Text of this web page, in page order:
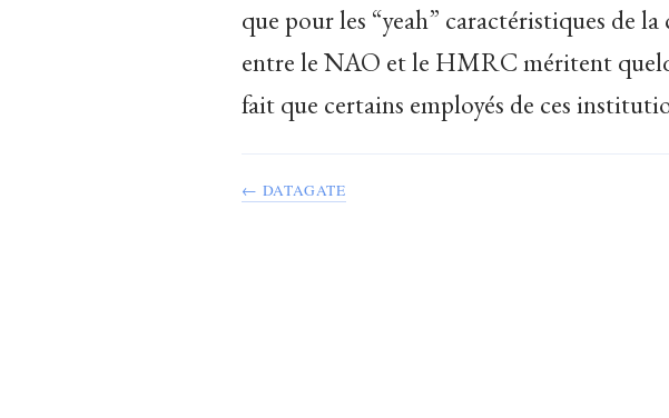
que pour les “yeah” caractéristiques de
entre le NAO et le HMRC méritent
fait que certains employés de ces
← DATAGATE